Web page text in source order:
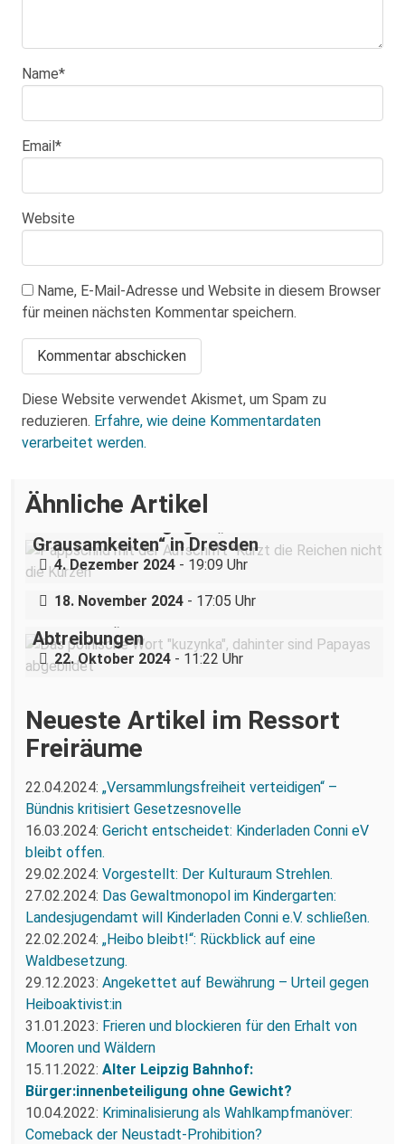
Name*
Email*
Website
Name, E-Mail-Adresse und Website in diesem Browser
für meinen nächsten Kommentar speichern.
Diese Website verwendet Akismet, um Spam zu
reduzieren. Erfahre, wie deine Kommentardaten
verarbeitet werden.
Ähnliche Artikel
„Teilhabe ist nicht verhandelbar“–
Grausamkeiten“ in Dresden
4. Dezember 2024 - 19:09 Uhr
Nazigruppe sucht (und bekommt) Stress
in der Dresdner Neustadt
18. November 2024 - 17:05 Uhr
Abtreibungen
22. Oktober 2024 - 11:22 Uhr
Neueste Artikel im Ressort
Freiräume
22.04.2024: „Versammlungsfreiheit verteidigen“ –
Bündnis kritisiert Gesetzesnovelle
16.03.2024: Gericht entscheidet: Kinderladen Conni eV
bleibt offen.
29.02.2024: Vorgestellt: Der Kulturaum Strehlen.
27.02.2024: Das Gewaltmonopol im Kindergarten:
Landesjugendamt will Kinderladen Conni e.V. schließen.
22.02.2024: „Heibo bleibt!“: Rückblick auf eine
Waldbesetzung.
29.12.2023: Angekettet auf Bewährung – Urteil gegen
Heiboaktivist:in
31.01.2023: Frieren und blockieren für den Erhalt von
Mooren und Wäldern
15.11.2022: Alter Leipzig Bahnhof:
Bürger:innenbeteiligung ohne Gewicht?
10.04.2022: Kriminalisierung als Wahlkampfmanöver:
Comeback der Neustadt-Prohibition?